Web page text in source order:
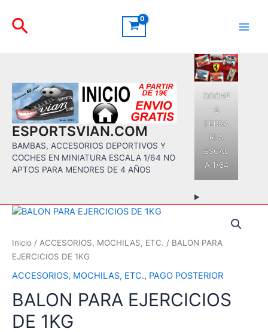
contenido
Buscar
ESPORTSVIAN.COM
BAMBAS, ACCESORIOS DEPORTIVOS Y
COCHES EN MINIATURA ESCALA 1/64 NO
APTOS PARA MENORES DE 4 AÑOS
COCHE
S
FERRA
RI A
ESCAL
A 1/64
Inicio / ACCESORIOS, MOCHILAS, ETC. / BALON PARA
EJERCICIOS DE 1KG
ACCESORIOS, MOCHILAS, ETC., PAGO POSTERIOR
BALON PARA EJERCICIOS
DE 1KG